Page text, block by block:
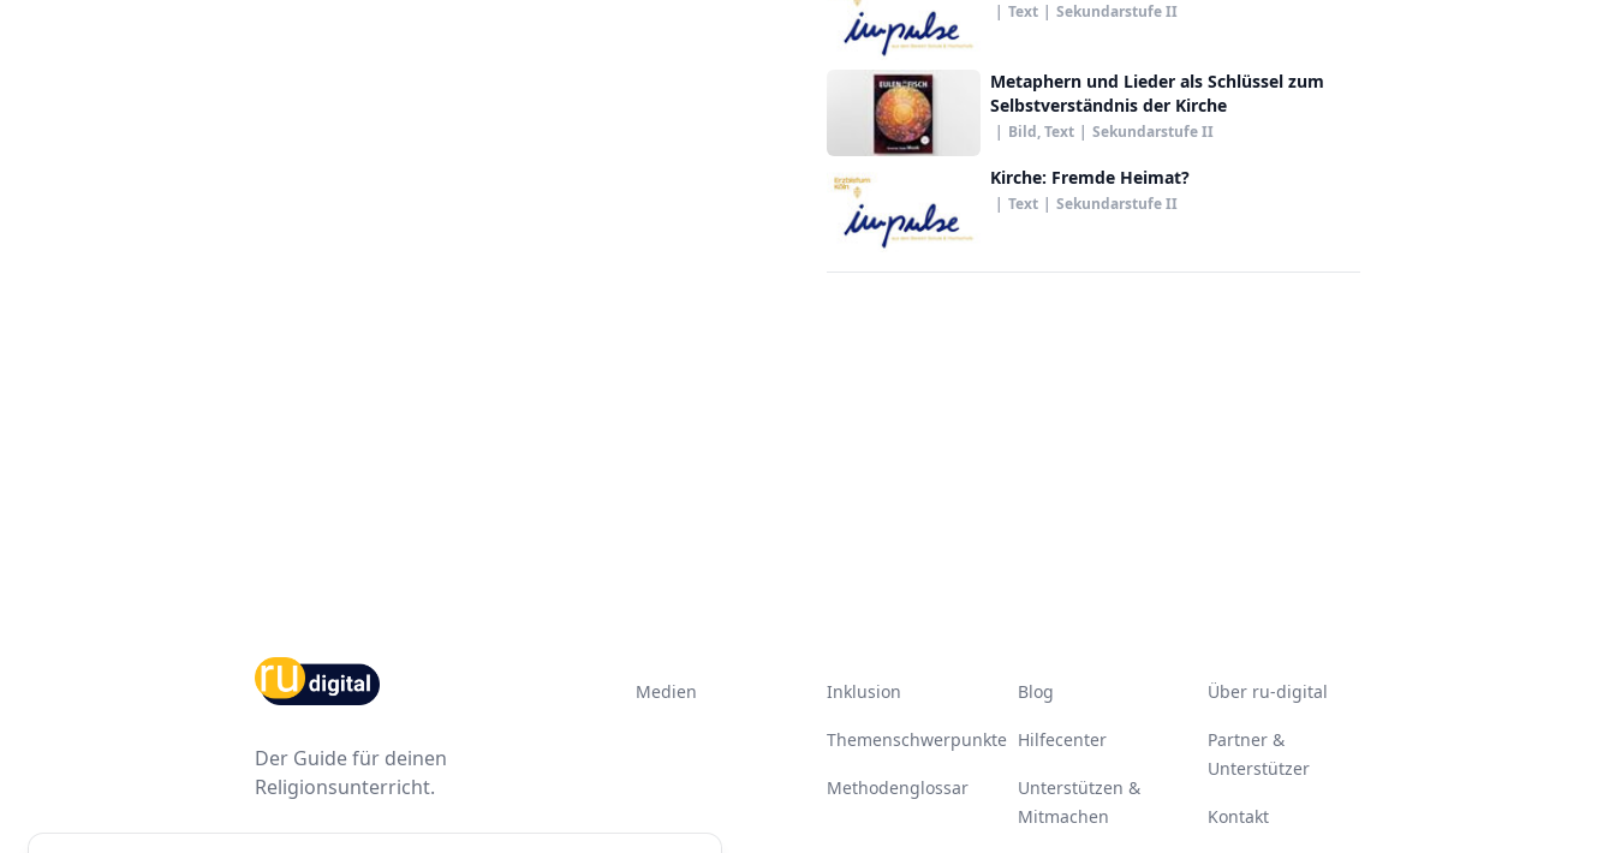
| Text | Sekundarstufe II
Metaphern und Lieder als Schlüssel zum
Selbstverständnis der Kirche
| Bild, Text | Sekundarstufe II
Kirche: Fremde Heimat?
| Text | Sekundarstufe II
Der Guide für deinen
Religionsunterricht.
Medien Inklusion
Themenschwerpunkte
Methodenglossar
Blog
Hilfecenter
Unterstützen &
Mitmachen
Über ru-digital
Partner &
Unterstützer
Kontakt